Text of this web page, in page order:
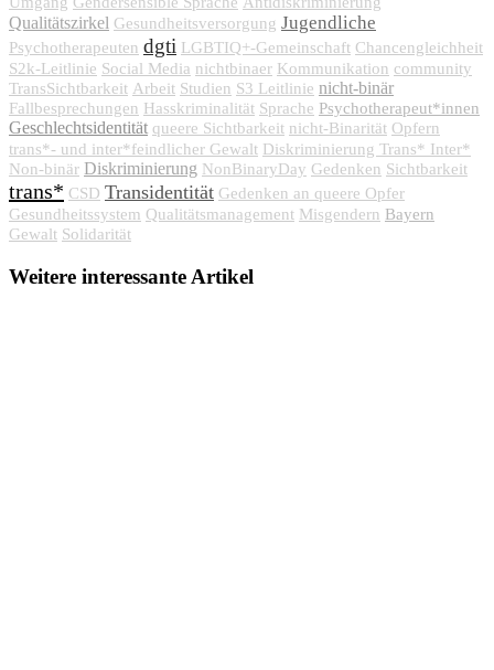
Qualitätszirkel Gesundheitsversorgung Jugendliche
Psychotherapeuten dgti LGBTIQ+-Gemeinschaft Chancengleichheit
S2k-Leitlinie Social Media nichtbinaer Kommunikation community
TransSichtbarkeit Arbeit Studien S3 Leitlinie nicht-binär
Fallbesprechungen Hasskriminalität Sprache Psychotherapeut*innen
Geschlechtsidentität queere Sichtbarkeit nicht-Binarität Opfern
trans*- und inter*feindlicher Gewalt Diskriminierung Trans* Inter*
Non-binär Diskriminierung NonBinaryDay Gedenken Sichtbarkeit
trans* CSD Transidentität Gedenken an queere Opfer
Gesundheitssystem Qualitätsmanagement Misgendern Bayern
Gewalt Solidarität
Weitere interessante Artikel